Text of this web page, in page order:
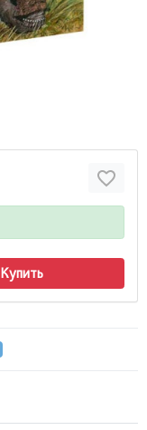
Купить